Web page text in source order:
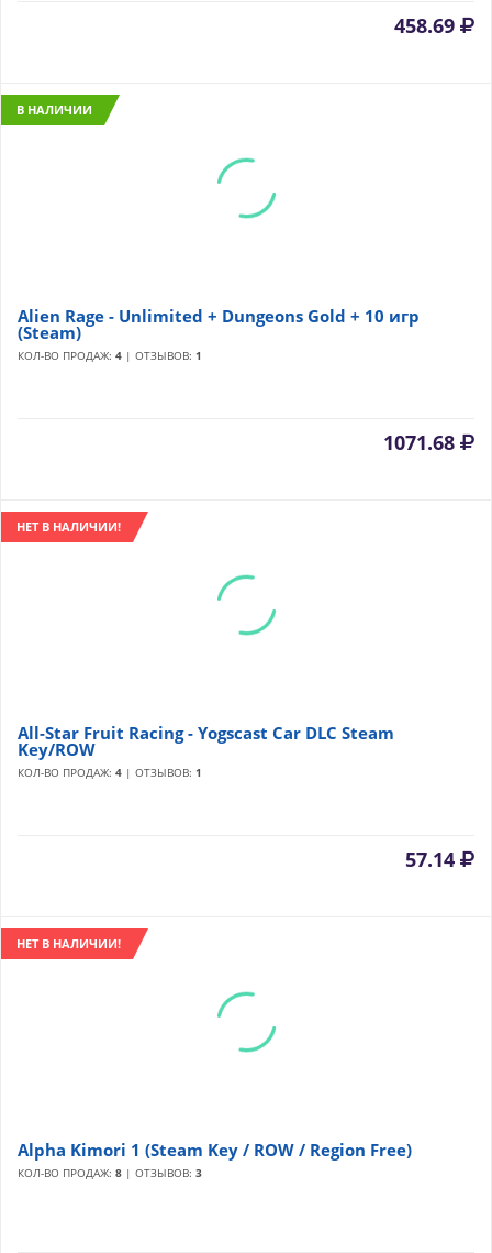
458.69
В НАЛИЧИИ
Alien Rage - Unlimited + Dungeons Gold + 10 игр
(Steam)
КОЛ-ВО ПРОДАЖ: 4 | ОТЗЫВОВ: 1
1071.68
НЕТ В НАЛИЧИИ!
All-Star Fruit Racing - Yogscast Car DLC Steam
Key/ROW
КОЛ-ВО ПРОДАЖ: 4 | ОТЗЫВОВ: 1
57.14
НЕТ В НАЛИЧИИ!
Alpha Kimori 1 (Steam Key / ROW / Region Free)
КОЛ-ВО ПРОДАЖ: 8 | ОТЗЫВОВ: 3